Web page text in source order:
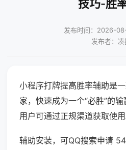
技巧-胜
发布时间：2026-
发布者：凑
小程序打牌提高胜率辅助是
家，快速成为一个“必胜”的
用户可通过正规渠道获取使用
辅助安装，可QQ搜索申请